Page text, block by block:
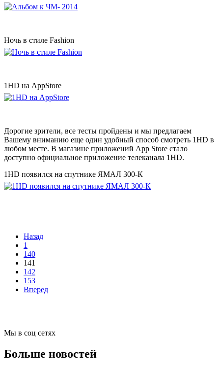
Ночь в стиле Fashion
1HD на AppStore
Дорогие зрители, все тесты пройдены и мы предлагаем
Вашему вниманию еще один удобный способ смотреть 1HD в
любом месте. В магазине приложений App Store стало
доступно официальное приложение телеканала 1HD.
1HD появился на спутнике ЯМАЛ 300-К
Назад
1
140
141
142
153
Вперед
Мы в соц сетях
Больше новостей